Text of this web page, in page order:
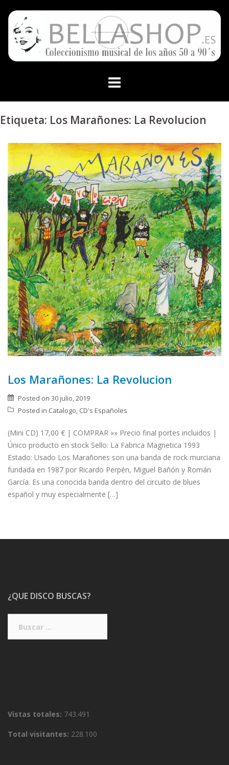
content
Etiqueta: Los Marañones: La Revolucion
Los Marañones: La Revolucion
Posted on 30 julio, 2019
Posted in Catalogo, CD's Españoles
(Mini CD) 17,00 € | COMPRAR »» Precio final portes incluidos |
Único producto en stock Sello: La Fabrica Magnetica 1993
Estado: Usado Los Marañones son una banda de rock murciana
fundada en 1987 por Ricardo Perpén, Miguel Bañón y Román
García. Es una conocida banda dentro del circuito de blues
español y muy especialmente […]
¿QUE DISCO BUSCAS?
Vistas totales: 743.491
Total visitantes: 228.100